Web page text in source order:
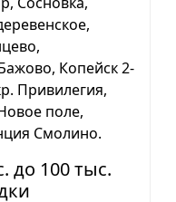
Копейск 2-
Привилегия,
поле,
Смолино.
до 100 тыс.